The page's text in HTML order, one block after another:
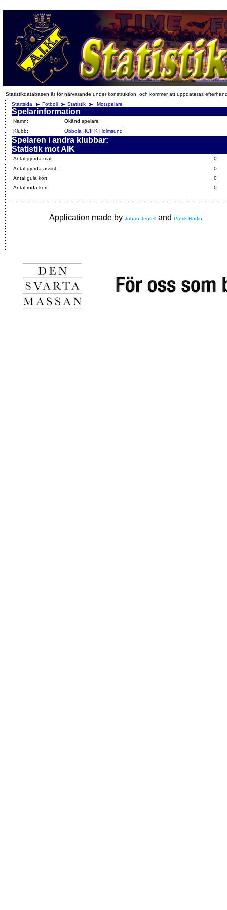
Statistikdatabasen är för närvarande under konstruktion, och kommer att uppdateras
Startsida
Fotboll Statistik Motspelare
Spelarinformation
Namn:
Okänd spelare
Klubb:
Obbola IK/IFK Holmsund
Spelaren i andra klubbar:
Statistik mot AIK
Antal gjorda mål:
0
Antal gjorda assist:
0
Antal gula kort:
0
Antal röda kort:
0
Application made by Johan Jentell and Patrik Bodin